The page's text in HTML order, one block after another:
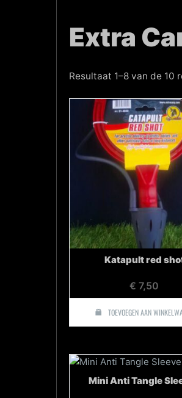
Extra
Resultaat 1–8 van de
Katapult red
€ 7,50
TOEVOEGEN AAN
Mini Anti Tangle